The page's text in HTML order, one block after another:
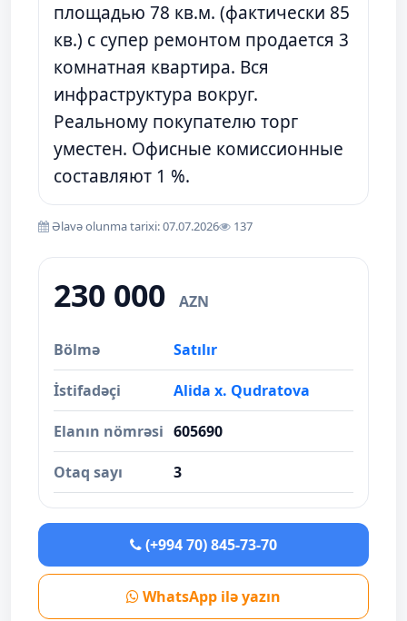
площадью 78 кв.м. (фактически 85
кв.) с супер ремонтом продается 3
комнатная квартира. Вся
инфраструктура вокруг.
Реальному покупателю торг
уместен. Офисные комиссионные
составляют 1 %.
Əlavə olunma tarixi: 07.07.2026 137
230 000 AZN
Bölmə Satılır
İstifadəçi Alida x. Qudratova
Elanın nömrəsi 605690
Otaq sayı 3
(+994 70) 845-73-70
WhatsApp ilə yazın